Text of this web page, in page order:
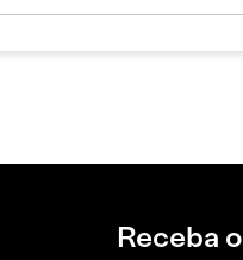
Receba